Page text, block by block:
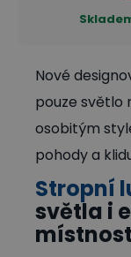
Nové
pouze světlo
osobitým
pohody a
Stropní
světla i